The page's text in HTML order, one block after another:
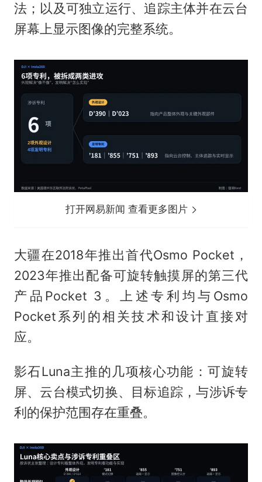
法；以及可独立运行、追踪主体并在云台
屏幕上显示图像的完整系统。
打开网易新闻 查看更多图片
大疆在2018年推出首代Osmo Pocket，
2023年推出配备可旋转触摸屏的第三代
产品Pocket 3。上述专利均与Osmo
Pocket系列的相关技术和设计直接对
应。
影石Luna主推的几项核心功能：可旋转
屏、云台模式切换、目标追踪，与涉诉专
利的保护范围存在重叠。